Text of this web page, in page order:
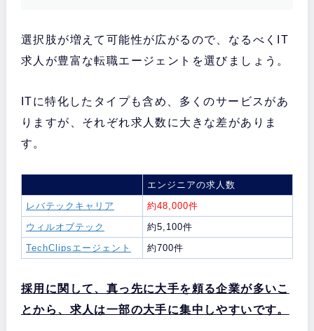
選択肢が増えて可能性が広がるので、なるべくIT
求人が豊富な転職エージェントを選びましょう。
ITに特化したタイプも含め、多くのサービスがあ
りますが、それぞれ求人数に大きな差がありま
す。
エンジニアの求人数
レバテックキャリア
約48,000件
ウィルオブテック
約5,100件
TechClipsエージェント
約700件
採用に関して、真っ先に大手を頼る企業が多いこ
とから、求人は一部の大手に集中しやすいです。